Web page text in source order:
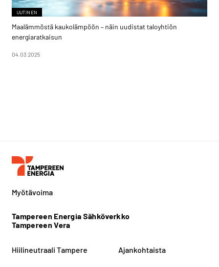
UUTINEN
Maalämmöstä kaukolämpöön – näin uudistat taloyhtiön
energiaratkaisun
04.03.2025
Myötävoima
Tampereen Energia Sähköverkko
Tampereen Vera
Hiilineutraali Tampere Ajankohtaista